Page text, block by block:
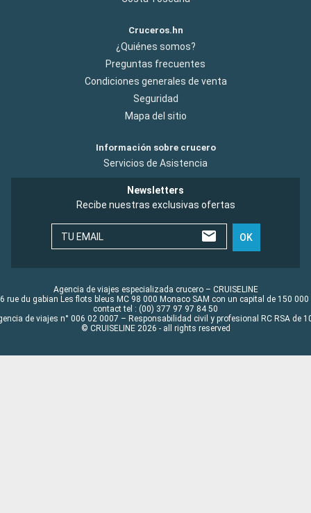
Cruceros.hn
¿Quiénes somos?
Preguntas frecuentes
Condiciones generales de venta
Seguridad
Mapa del sitio
Información sobre crucero
Servicios de Asistencia
Newsletters
Recibe nuestras exclusivas ofertas
TU EMAIL OK
Agencia de viajes especializada crucero – CRUISELINE
rue du gabian Les flots bleus MC 98 000 Monaco SAM con un capital de 150 000
contact tel : (00) 377 97 97 84 50
de viajes n° 006 02 0007 – Responsabilidad civil y profesional RC RSA de
© CRUISELINE 2026 - all rights reserved